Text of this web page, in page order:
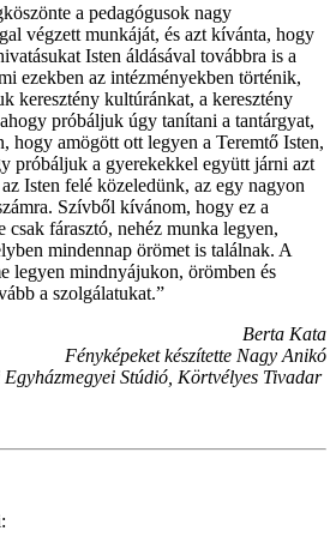
a pedagógusok nagy
végzett munkáját, és azt kívánta, hogy
Isten áldásával továbbra is a
ezekben az intézményekben történik,
keresztény kultúránkat, a keresztény
próbáljuk úgy tanítani a tantárgyat,
hogy amögött ott legyen a Teremtő Isten,
próbáljuk a gyerekekkel együtt járni azt
Isten felé közeledünk, az egy nagyon
Szívből kívánom, hogy ez a
csak fárasztó, nehéz munka legyen,
mindennap örömet is találnak. A
legyen mindnyájukon, örömben és
a szolgálatukat.”
Berta Kata
Fényképeket készítette Nagy Anikó
Egyházmegyei Stúdió, Körtvélyes Tivadar